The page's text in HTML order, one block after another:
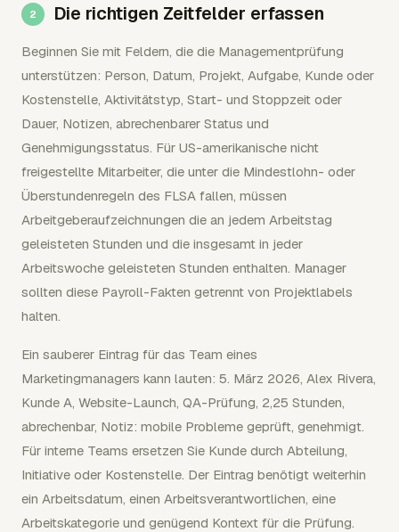
Die richtigen Zeitfelder erfassen
Beginnen Sie mit Feldern, die die Managementprüfung
unterstützen: Person, Datum, Projekt, Aufgabe, Kunde oder
Kostenstelle, Aktivitätstyp, Start- und Stoppzeit oder
Dauer, Notizen, abrechenbarer Status und
Genehmigungsstatus. Für US-amerikanische nicht
freigestellte Mitarbeiter, die unter die Mindestlohn- oder
Überstundenregeln des FLSA fallen, müssen
Arbeitgeberaufzeichnungen die an jedem Arbeitstag
geleisteten Stunden und die insgesamt in jeder
Arbeitswoche geleisteten Stunden enthalten. Manager
sollten diese Payroll-Fakten getrennt von Projektlabels
halten.
Ein sauberer Eintrag für das Team eines
Marketingmanagers kann lauten: 5. März 2026, Alex Rivera,
Kunde A, Website-Launch, QA-Prüfung, 2,25 Stunden,
abrechenbar, Notiz: mobile Probleme geprüft, genehmigt.
Für interne Teams ersetzen Sie Kunde durch Abteilung,
Initiative oder Kostenstelle. Der Eintrag benötigt weiterhin
ein Arbeitsdatum, einen Arbeitsverantwortlichen, eine
Arbeitskategorie und genügend Kontext für die Prüfung.